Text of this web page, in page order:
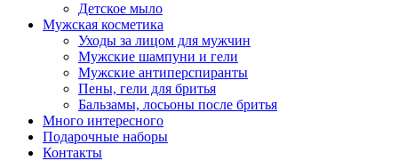
Детское мыло
Мужская косметика
Уходы за лицом для мужчин
Мужские шампуни и гели
Мужские антиперспиранты
Пены, гели для бритья
Бальзамы, лосьоны после бритья
Много интересного
Подарочные наборы
Контакты